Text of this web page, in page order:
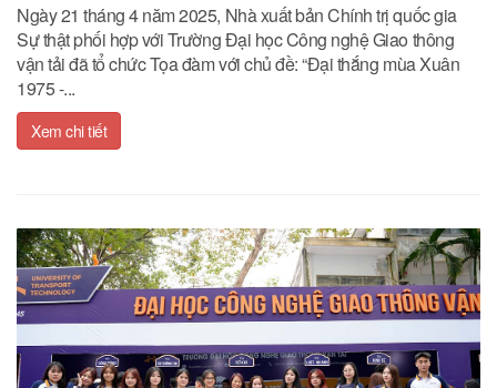
Ngày 21 tháng 4 năm 2025, Nhà xuất bản Chính trị quốc gia
Sự thật phối hợp với Trường Đại học Công nghệ Giao thông
vận tải đã tổ chức Tọa đàm với chủ đề: “Đại thắng mùa Xuân
1975 -...
Xem chi tiết